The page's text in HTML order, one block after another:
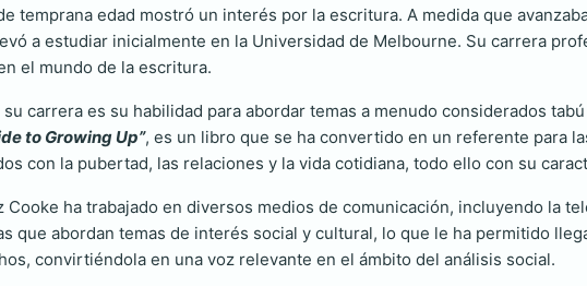
temprana edad mostró un interés por la escritura. A medida que
a estudiar inicialmente en la Universidad de Melbourne. Su carrera
el mundo de la escritura.
carrera es su habilidad para abordar temas a menudo considerados
to Growing Up”, es un libro que se ha convertido en un referente para
con la pubertad, las relaciones y la vida cotidiana, todo ello con su
ha trabajado en diversos medios de comunicación, incluyendo la
que abordan temas de interés social y cultural, lo que le ha permitido
convirtiéndola en una voz relevante en el ámbito del análisis social.